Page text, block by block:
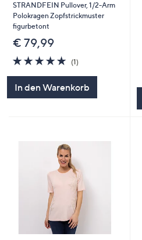
STRANDFEIN Pullover, 1/2-Arm
Polokragen Zopfstrickmuster
figurbetont
€ 79,99
5.0
von
(1)1
In den Warenkorb